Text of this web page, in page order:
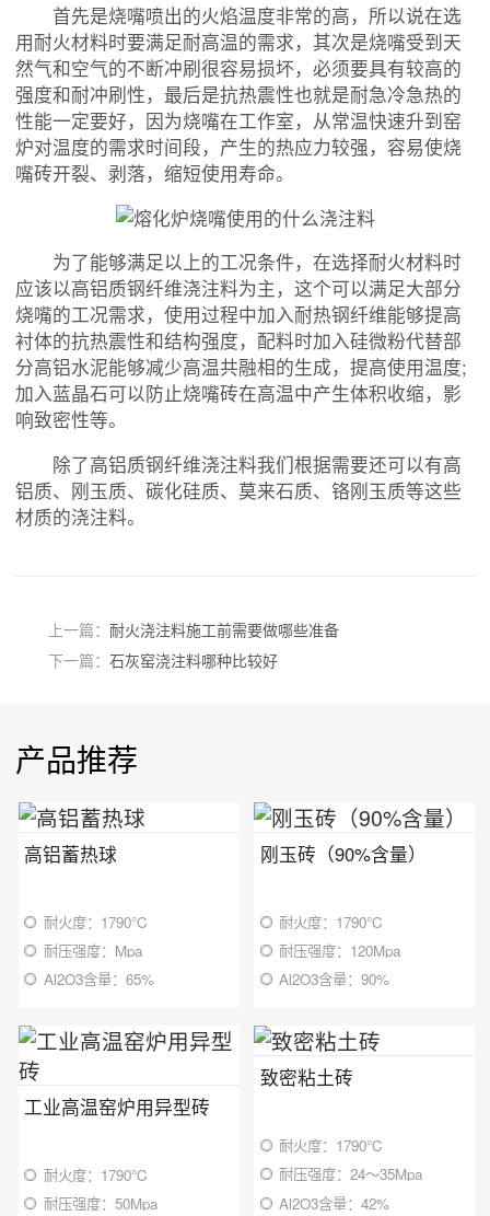
首先是烧嘴喷出的火焰温度非常的高，所以说在选
用耐火材料时要满足耐高温的需求，其次是烧嘴受到天
然气和空气的不断冲刷很容易损坏，必须要具有较高的
强度和耐冲刷性，最后是抗热震性也就是耐急冷急热的
性能一定要好，因为烧嘴在工作室，从常温快速升到窑
炉对温度的需求时间段，产生的热应力较强，容易使烧
嘴砖开裂、剥落，缩短使用寿命。
为了能够满足以上的工况条件，在选择耐火材料时
应该以高铝质钢纤维浇注料为主，这个可以满足大部分
烧嘴的工况需求，使用过程中加入耐热钢纤维能够提高
衬体的抗热震性和结构强度，配料时加入硅微粉代替部
分高铝水泥能够减少高温共融相的生成，提高使用温度;
加入蓝晶石可以防止烧嘴砖在高温中产生体积收缩，影
响致密性等。
除了高铝质钢纤维浇注料我们根据需要还可以有高
铝质、刚玉质、碳化硅质、莫来石质、铬刚玉质等这些
材质的浇注料。
上一篇： 耐火浇注料施工前需要做哪些准备
下一篇： 石灰窑浇注料哪种比较好
产品推荐
高铝蓄热球
耐火度：1790℃
耐压强度：Mpa
Al2O3含量：65%
刚玉砖（90%含量）
耐火度：1790℃
耐压强度：120Mpa
Al2O3含量：90%
工业高温窑炉用异型砖
耐火度：1790℃
耐压强度：50Mpa
致密粘土砖
耐火度：1790℃
耐压强度：24～35Mpa
Al2O3含量：42%